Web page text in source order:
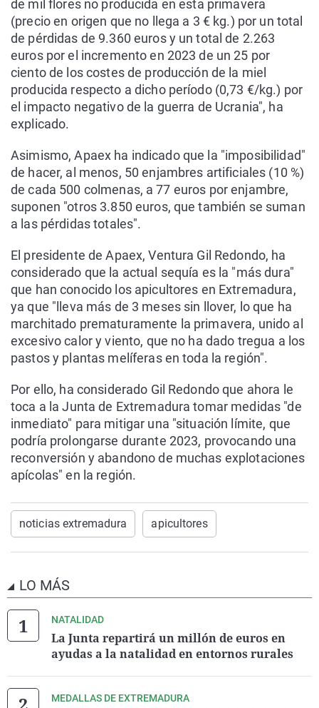
de mil flores no producida en esta primavera
(precio en origen que no llega a 3 € kg.) por un total
de pérdidas de 9.360 euros y un total de 2.263
euros por el incremento en 2023 de un 25 por
ciento de los costes de producción de la miel
producida respecto a dicho período (0,73 €/kg.) por
el impacto negativo de la guerra de Ucrania", ha
explicado.
Asimismo, Apaex ha indicado que la "imposibilidad"
de hacer, al menos, 50 enjambres artificiales (10 %)
de cada 500 colmenas, a 77 euros por enjambre,
suponen "otros 3.850 euros, que también se suman
a las pérdidas totales".
El presidente de Apaex, Ventura Gil Redondo, ha
considerado que la actual sequía es la "más dura"
que han conocido los apicultores en Extremadura,
ya que "lleva más de 3 meses sin llover, lo que ha
marchitado prematuramente la primavera, unido al
excesivo calor y viento, que no ha dado tregua a los
pastos y plantas melíferas en toda la región".
Por ello, ha considerado Gil Redondo que ahora le
toca a la Junta de Extremadura tomar medidas "de
inmediato" para mitigar una "situación límite, que
podría prolongarse durante 2023, provocando una
reconversión y abandono de muchas explotaciones
apícolas" en la región.
noticias extremadura apicultores
LO MÁS
NATALIDAD
La Junta repartirá un millón de euros en
ayudas a la natalidad en entornos rurales
MEDALLAS DE EXTREMADURA